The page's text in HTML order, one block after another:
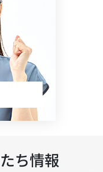
ち情報